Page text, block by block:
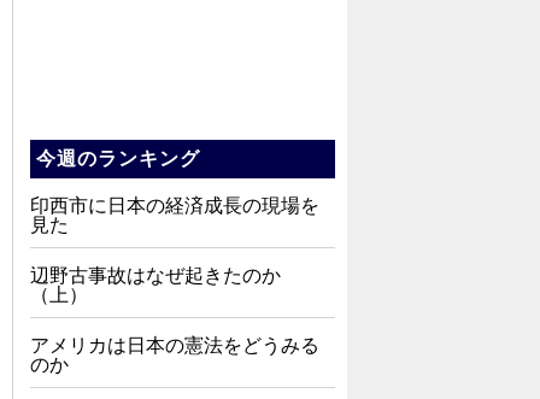
今週のランキング
印西市に日本の経済成長の現場を
見た
辺野古事故はなぜ起きたのか
（上）
アメリカは日本の憲法をどうみる
のか